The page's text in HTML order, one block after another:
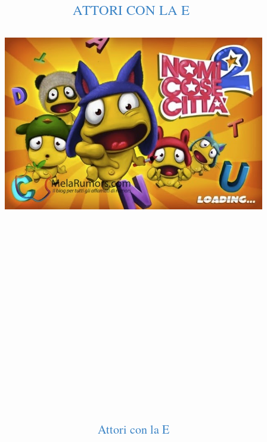
ATTORI CON LA E
Attori con la E